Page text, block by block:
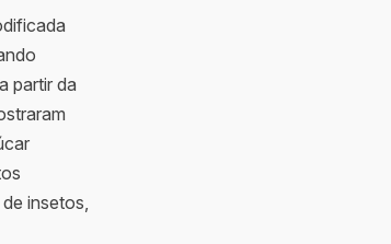
partir da
insetos,